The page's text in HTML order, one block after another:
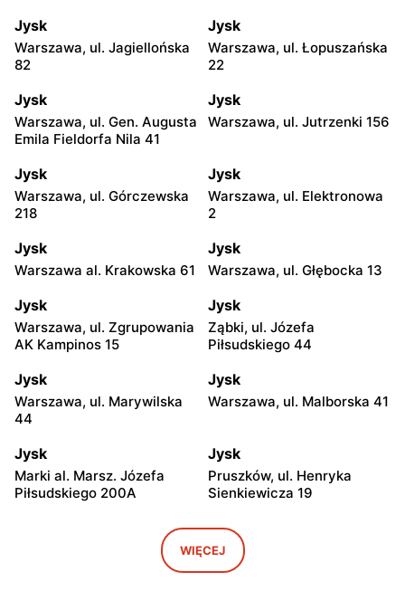
Jysk
Warszawa, ul. Jagiellońska
82
Jysk
Warszawa, ul. Łopuszańska
22
Jysk
Warszawa, ul. Gen. Augusta
Emila Fieldorfa Nila 41
Jysk
Warszawa, ul. Jutrzenki 156
Jysk
Warszawa, ul. Górczewska
218
Jysk
Warszawa, ul. Elektronowa
2
Jysk
Warszawa al. Krakowska 61
Jysk
Warszawa, ul. Głębocka 13
Jysk
Warszawa, ul. Zgrupowania
AK Kampinos 15
Jysk
Ząbki, ul. Józefa
Piłsudskiego 44
Jysk
Warszawa, ul. Marywilska
44
Jysk
Warszawa, ul. Malborska 41
Jysk
Marki al. Marsz. Józefa
Piłsudskiego 200A
Jysk
Pruszków, ul. Henryka
Sienkiewicza 19
Stara Iwiczna, ul. Nowa 4
Jysk
Wołomin, ul. Geodetów 2
WIĘCEJ